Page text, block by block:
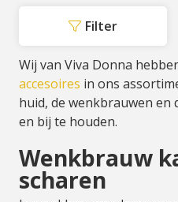
Filter
Wij van Viva Donna
accesoires in ons
huid, de wenkbrauwen en
en bij te houden.
Wenkbrauw
scharen